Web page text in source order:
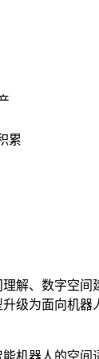
累
解、数字空间
级为面向机器